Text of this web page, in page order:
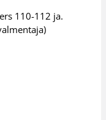
110-112 ja.